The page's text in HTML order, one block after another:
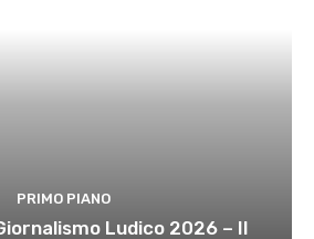
PRIMO PIANO
Ludico 2026 – Il